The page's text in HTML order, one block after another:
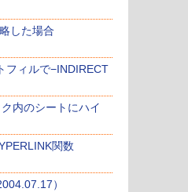
した場合
フィルで−INDIRECT
内のシートにハイ
関数
）